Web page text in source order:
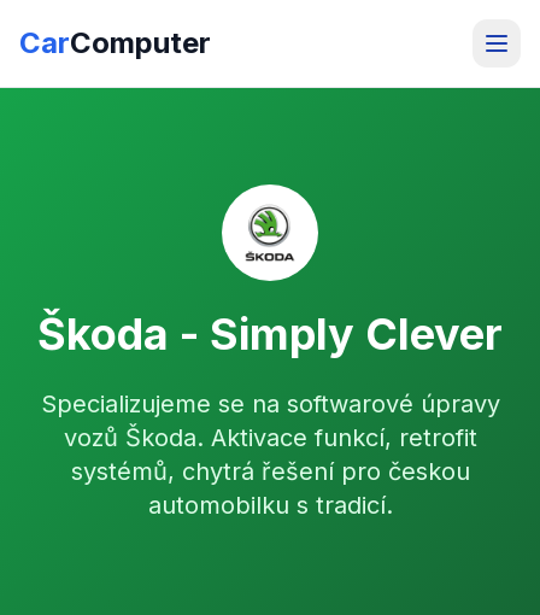
CarComputer
Škoda - Simply Clever
Specializujeme se na softwarové úpravy
vozů Škoda. Aktivace funkcí, retrofit
systémů, chytrá řešení pro českou
automobilku s tradicí.